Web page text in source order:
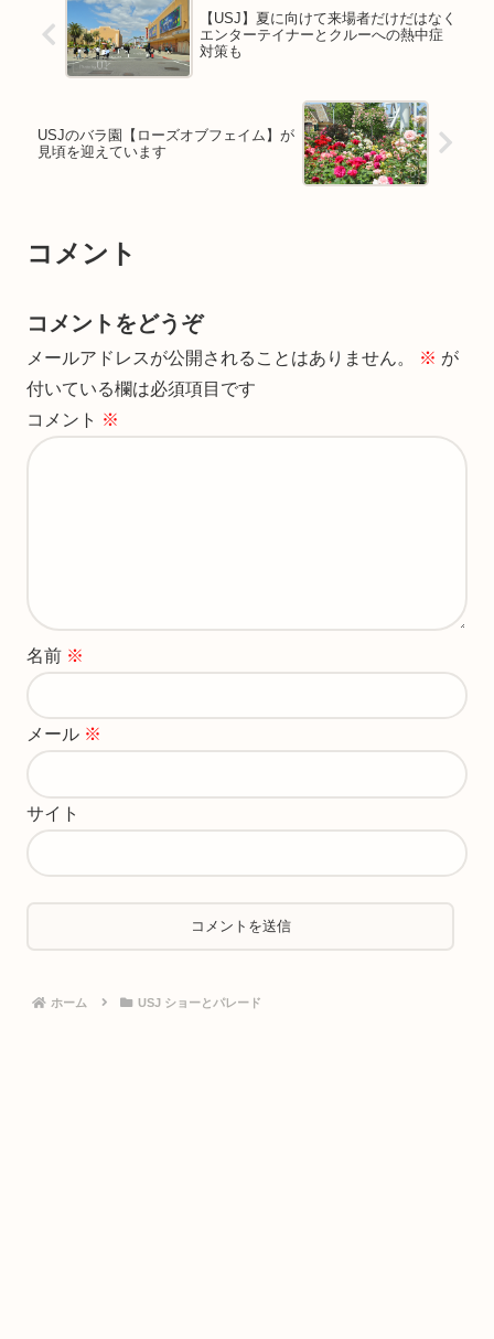
【USJ】夏に向けて来場者だけだはなく
エンターテイナーとクルーへの熱中症
対策も
USJのバラ園【ローズオブフェイム】が
見頃を迎えています
コメント
コメントをどうぞ
メールアドレスが公開されることはありません。 ※ が
付いている欄は必須項目です
コメント ※
名前 ※
メール ※
サイト
ホーム USJ ショーとパレード